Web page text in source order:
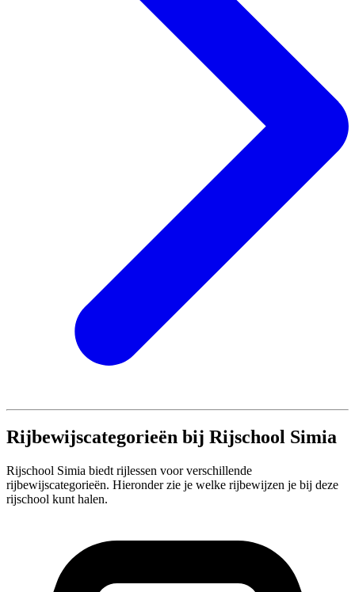
Rijbewijscategorieën bij Rijschool Simia
Rijschool Simia biedt rijlessen voor verschillende
rijbewijscategorieën. Hieronder zie je welke rijbewijzen je bij deze
rijschool kunt halen.